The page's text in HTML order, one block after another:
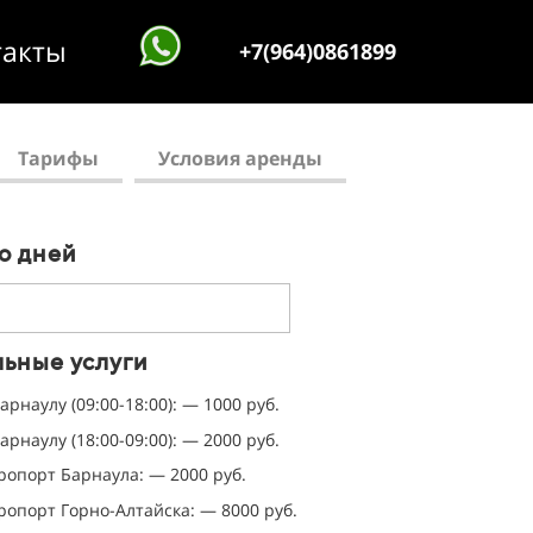
+7(964)0861899
Тарифы Условия аренды
дней
услуги
(09:00-18:00): — 1000 руб.
(18:00-09:00): — 2000 руб.
Барнаула: — 2000 руб.
Горно-Алтайска: — 8000 руб.
4000 руб
3800 руб.\сутки
3400 руб.\сутки
3200 руб.\сутки
3 лет